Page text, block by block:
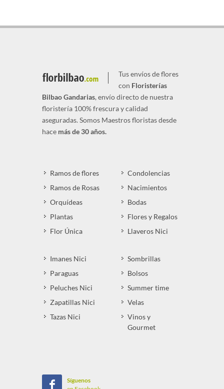
Tus envíos de flores
con Floristerías
Bilbao Gandarias, envío directo de nuestra
floristería 100% frescura y calidad
aseguradas. Somos Maestros floristas desde
hace más de 30 años.
Ramos de flores
Ramos de Rosas
Orquídeas
Plantas
Flor Única
Condolencias
Nacimientos
Bodas
Flores y Regalos
Llaveros Nici
Imanes Nici
Paraguas
Peluches Nici
Zapatillas Nici
Tazas Nici
Sombrillas
Bolsos
Summer time
Velas
Vinos y
Gourmet
Síguenos